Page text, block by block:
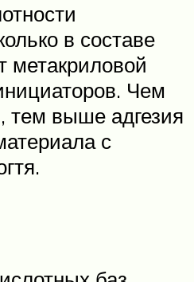
в составе
метакриловой
Чем
тем выше адгезия
с